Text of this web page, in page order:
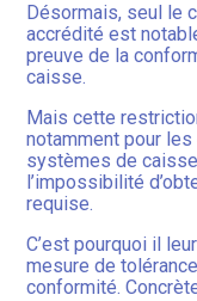
Désormais, seul le
accrédité est
preuve de la
caisse.
Mais cette
notamment pour
systèmes de
l’impossibilité
requise.
C’est pourquoi il
mesure de
conformité.